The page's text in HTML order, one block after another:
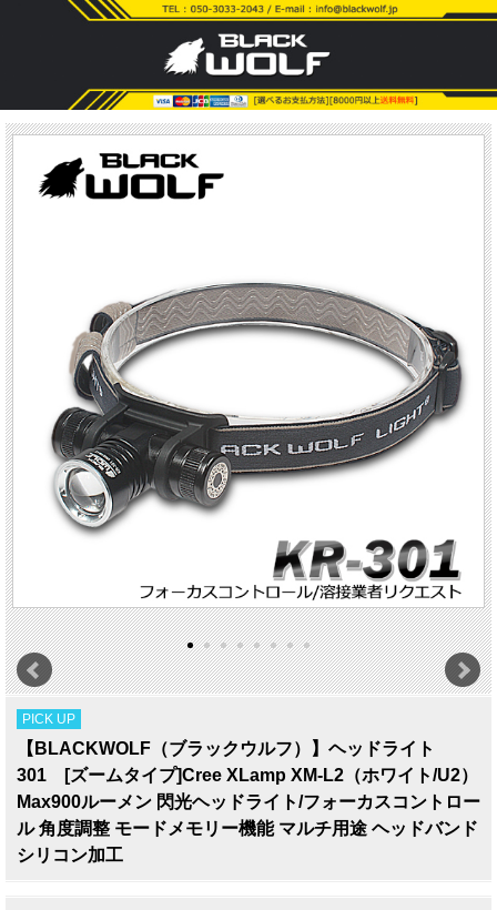
PICK UP
【BLACKWOLF（ブラックウルフ）】ヘッドライト
301 [ズームタイプ]Cree XLamp XM-L2（ホワイト/U2）
Max900ルーメン 閃光ヘッドライト/フォーカスコントロー
ル 角度調整 モードメモリー機能 マルチ用途 ヘッドバンド
シリコン加工